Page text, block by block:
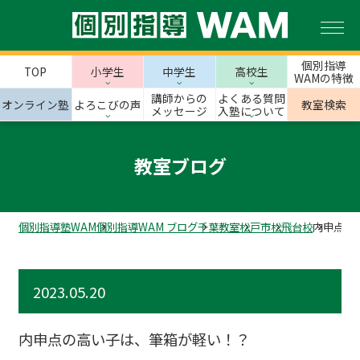
TOP 小学生 中学生 高校生
個別指導
WAMの特徴
オンライン塾 よろこびの声
講師からの
メッセージ
よくある質問
入塾について
教室検索
教室ブログ
個別指導塾WAM個別指導WAM ブログ千葉教室松戸市松飛台校内申点の
2023.05.20
内申点の高い子は、筆箱が軽い！？